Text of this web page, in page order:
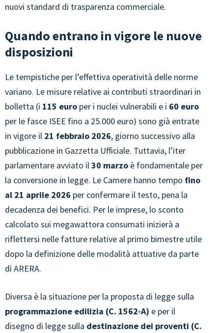
nuovi standard di trasparenza commerciale.
Quando entrano in vigore le nuove
disposizioni
Le tempistiche per l’effettiva operatività delle norme
variano. Le misure relative ai contributi straordinari in
bolletta (i 115 euro per i nuclei vulnerabili e i 60 euro
per le fasce ISEE fino a 25.000 euro) sono già entrate
in vigore il 21 febbraio 2026, giorno successivo alla
pubblicazione in Gazzetta Ufficiale. Tuttavia, l’iter
parlamentare avviato il 30 marzo è fondamentale per
la conversione in legge. Le Camere hanno tempo fino
al 21 aprile 2026 per confermare il testo, pena la
decadenza dei benefici. Per le imprese, lo sconto
calcolato sui megawattora consumati inizierà a
riflettersi nelle fatture relative al primo bimestre utile
dopo la definizione delle modalità attuative da parte
di ARERA.
Diversa è la situazione per la proposta di legge sulla
programmazione edilizia (C. 1562-A) e per il
disegno di legge sulla destinazione dei proventi (C.